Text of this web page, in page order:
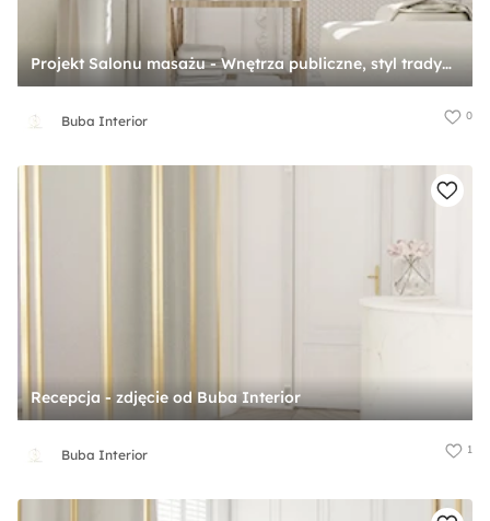
Projekt Salonu masażu - Wnętrza publiczne, styl tradycyjny - zdjęcie od Buba Interior
Buba Interior 0
Recepcja - zdjęcie od Buba Interior
Buba Interior 1